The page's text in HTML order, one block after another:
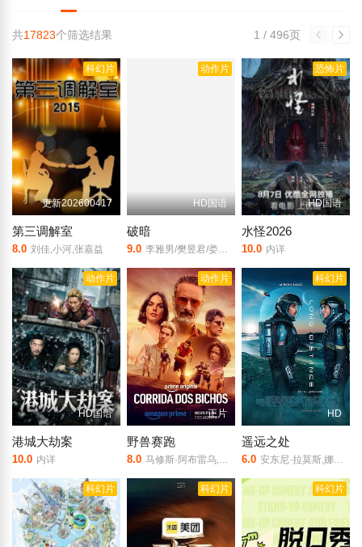
1 / 496页
共17823个筛选结果
科幻片
更新202600417
第三调解室
8.0 刘佳,小河,张嘉益
动作片
HD国语
破暗
9.0 李雅男/樊昱君/娄淇/蒋菲菲/
恐怖片
HD国语
水怪2026
10.0 内详
动作片
HD国语
港城大劫案
10.0 内详
动作片
正片
野兽赛跑
8.0 马修斯·阿布雷乌,阿妮塔,阿兹,Camillo,Borges,Higor,Campagnaro,Perla,Carvalho,Ana,Chagas,Chao,Chen
科幻片
HD
遥远之处
6.0 安东尼·拉莫斯,娜奥米·斯科特,克里斯托弗·海维尤,扎克瑞·昆图,Izzy Jones,Leon Nurse-Joseph,Milan Walls-Smith,Paisley Roemer
科幻片 科幻片 科幻片